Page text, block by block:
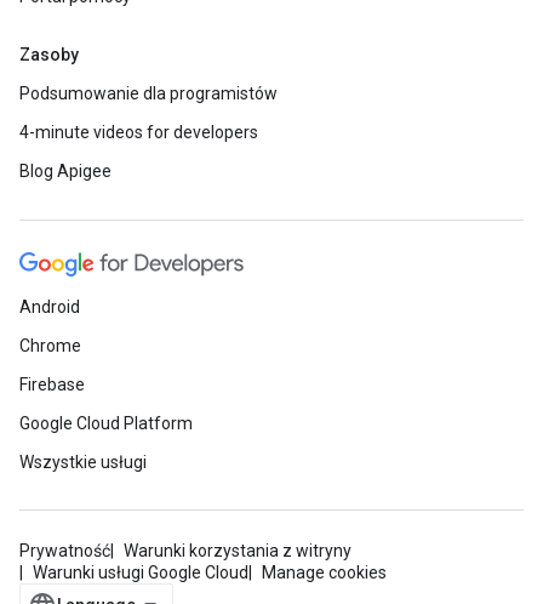
Zasoby
Podsumowanie dla programistów
4-minute videos for developers
Blog Apigee
Android
Chrome
Firebase
Google Cloud Platform
Wszystkie usługi
Prywatność
Warunki korzystania z witryny
Warunki usługi Google Cloud
Manage cookies